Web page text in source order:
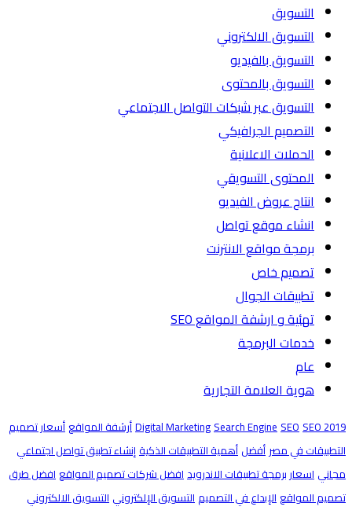
التسويق
التسويق الالكتروني
التسويق بالفيديو
التسويق بالمحتوى
التسويق عبر شبكات التواصل الاجتماعي
التصميم الجرافيكي
الحملات الاعلانية
المحتوى التسويقي
انتاج عروض الفيديو
انشاء موقع تواصل
برمجة مواقع الانترنت
تصميم خاص
تطبيقات الجوال
تهئية و ارشفة المواقع SEO
خدمات البرمجة
عام
هوية العلامة التجارية
Digital MarketingSearch EngineSEOSEO 2019 أرشفة المواقع أسعار تصميم
التطبيقات في مصر أفضل أهمية التطبيقات الذكيةإنشاء تطبيق تواصل اجتماعي
مجاني اسعار برمجة تطبيقات الاندرويدافضل شركات تصميم المواقع افضل طرق
تصميم المواقع الإبداع في التصميم التسويق الإلكتروني التسويق الالكتروني